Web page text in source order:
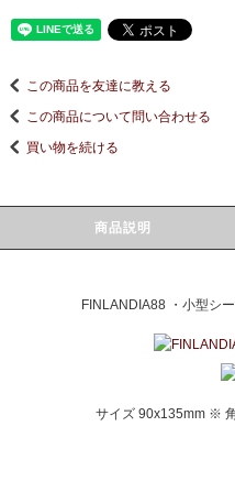
この商品を友達に教える
この商品について問い合わせる
買い物を続ける
商品説明
FINLANDIA88 ・小型
サイズ 90x135mm ※